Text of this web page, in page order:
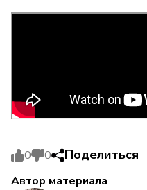
0 0 Поделиться
Автор материала